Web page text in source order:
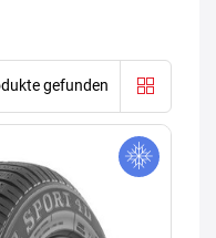
gefunden